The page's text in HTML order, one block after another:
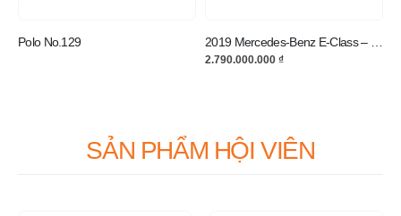
Polo No.129
2.790.000.000 ₫
SẢN PHẨM HỘI VIÊN